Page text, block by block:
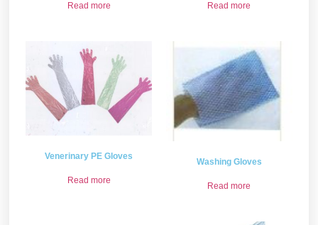
Read more Read more
Venerinary PE Gloves
Read more
Washing Gloves
Read more